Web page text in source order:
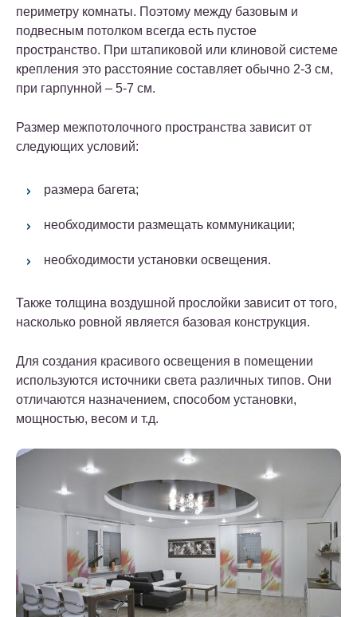
периметру комнаты. Поэтому между базовым и
подвесным потолком всегда есть пустое
пространство. При штапиковой или клиновой системе
крепления это расстояние составляет обычно 2-3 см,
при гарпунной – 5-7 см.
Размер межпотолочного пространства зависит от
следующих условий:
размера багета;
необходимости размещать коммуникации;
необходимости установки освещения.
Также толщина воздушной прослойки зависит от того,
насколько ровной является базовая конструкция.
Для создания красивого освещения в помещении
используются источники света различных типов. Они
отличаются назначением, способом установки,
мощностью, весом и т.д.